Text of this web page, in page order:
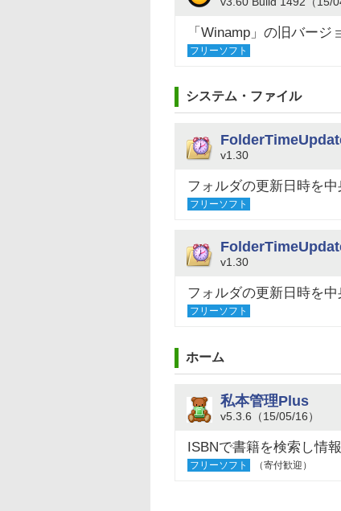
「Winamp」の旧バー
フリーソフト
システム・ファイル
v1.30
フォルダの更新日時を
フリーソフト
v1.30
フォルダの更新日時を
フリーソフト
ホーム
私本管理Plus
v5.3.6（15/05/16）
ISBNで書籍を検索し情
フリーソフト （寄付歓迎）